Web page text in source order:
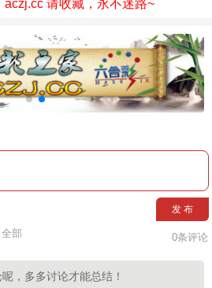
aczj.cc 请收藏，永不迷路~
发 布
全部 0条评论
，多多讨论才能总结！